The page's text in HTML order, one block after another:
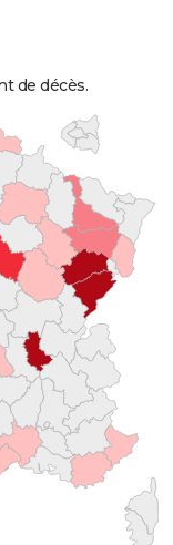
de décès.